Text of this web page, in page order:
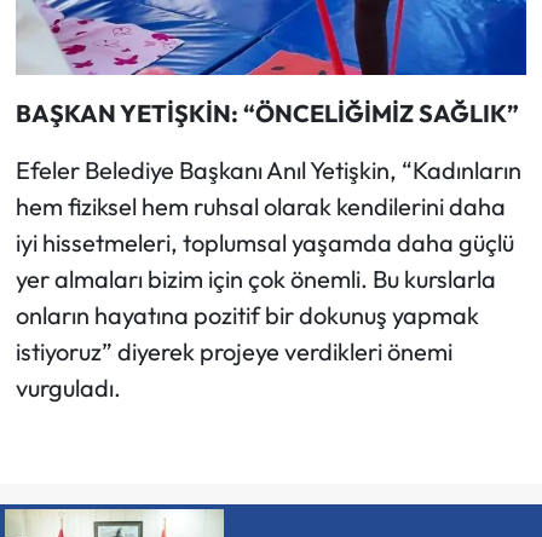
BAŞKAN YETİŞKİN: “ÖNCELİĞİMİZ SAĞLIK”
Efeler Belediye Başkanı Anıl Yetişkin, “Kadınların
hem fiziksel hem ruhsal olarak kendilerini daha
iyi hissetmeleri, toplumsal yaşamda daha güçlü
yer almaları bizim için çok önemli. Bu kurslarla
onların hayatına pozitif bir dokunuş yapmak
istiyoruz” diyerek projeye verdikleri önemi
vurguladı.